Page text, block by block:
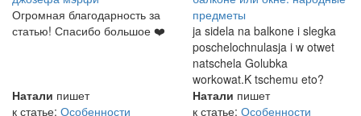
Огромная благодарность за
статью! Спасибо большое ❤️
предметы
ja sidela na balkone i slegka
poschelochnulasja i w otwet
natschela Golubka
workowat.K tschemu eto?
Натали пишет
к статье: Особенности
Натали пишет
к статье: Особенности